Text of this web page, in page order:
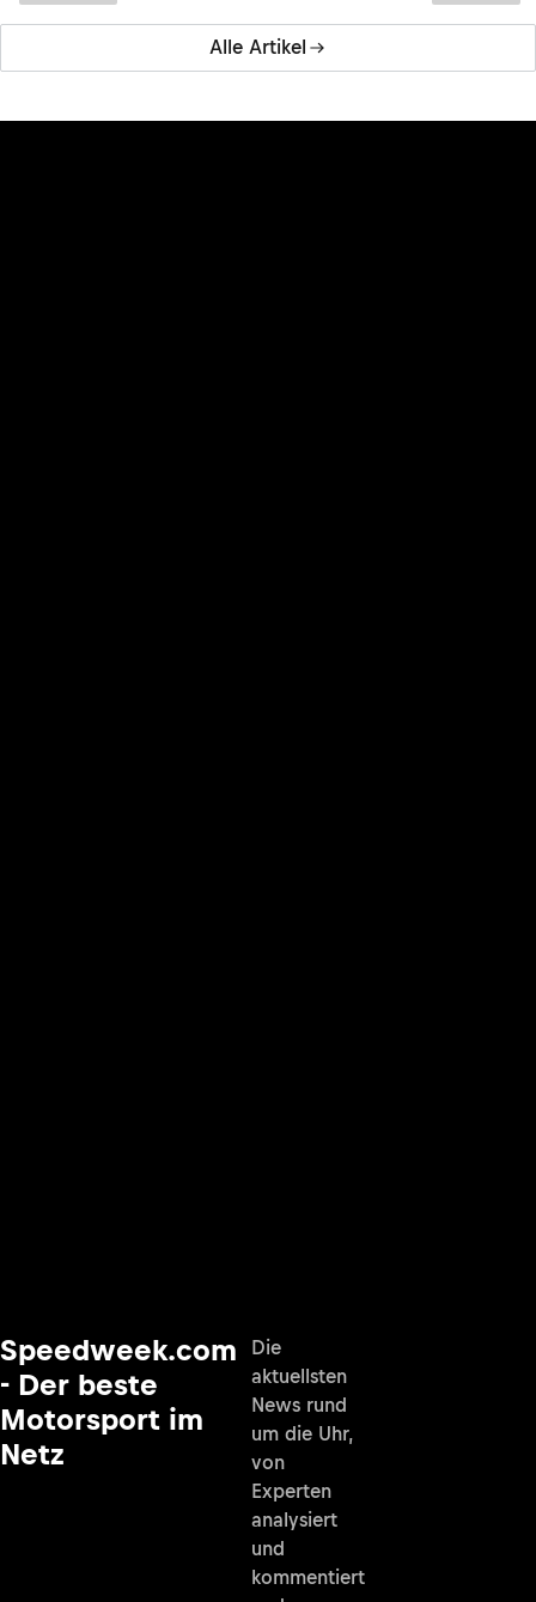
Alle Artikel
Speedweek.com
- Der beste
Motorsport im
Netz
Die
aktuellsten
News rund
um die Uhr,
von
Experten
analysiert
und
kommentiert